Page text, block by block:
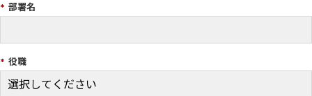
* 部署名
* 役職